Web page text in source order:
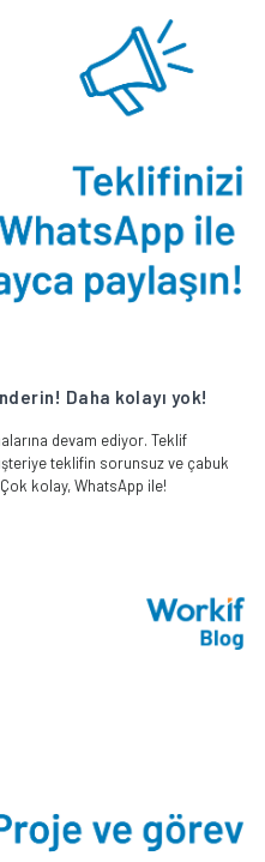
Daha kolayı yok!
devam ediyor. Teklif
teklifin sorunsuz ve çabuk
kolay, WhatsApp ile!